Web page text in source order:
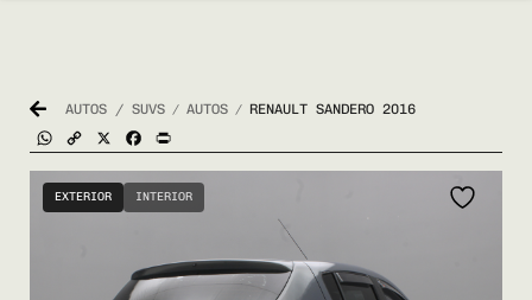
AUTOS / SUVS / AUTOS / RENAULT SANDERO 2016
WhatsApp
Copy
Link
Facebook
EXTERIOR INTERIOR